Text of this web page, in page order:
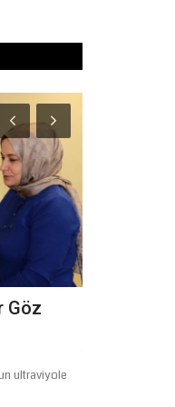
Göz
ultraviyole